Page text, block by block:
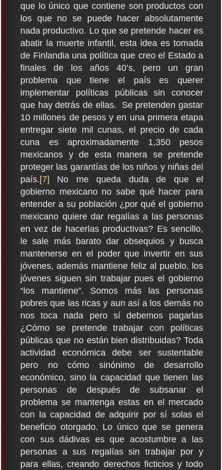
que lo único que contiene son productos con
los que no se puede hacer absolutamente
nada productivo. Lo que se pretende hacer es
abatir la muerte infantil, esta idea es tomada
de Finlandia una política que creo el Estado a
finales de los años 40’s, pero un gran
problema que tiene el país es querer
implementar políticas públicas sin conocer
que hay detrás de ellas. Se pretenden gastar
10 millones de pesos y en una primera etapa
entregar siete mil cunas, el precio de cada
cuna es aproximadamente 1,350 pesos
mexicanos y de esta manera se pretende
proteger las garantías de los niños y niñas del
país.[7] No me queda duda de que el
gobierno mexicano no sabe qué hacer para
entender a su población ¿por qué el gobierno
mexicano quiere dar regalías a las personas
en vez de hacerlas productivas? Es sencillo,
le sale más barato dar obsequios y busca
mantenerse en el poder que invertir en sus
jóvenes, además mantiene feliz al pueblo, los
jóvenes siguen sin trabajar pues el gobierno
“los mantiene”. Somos más las personas
pobres que las ricas y aun así a los demás no
nos toca nada pero sí debemos pagarlas
¿Cómo se pretende trabajar con políticas
públicas que no están bien distribuidas? Toda
actividad económica debe ser sustentable
pero no cómo sinónimo de desarrollo
económico, sino la capacidad que tienen las
personas de después de subsanar el
problema se mantenga estas en el mercado
con la capacidad de adquirir por sí solas el
beneficio otorgado. Lo único que se genera
con sus dádivas es que acostumbre a las
personas a sus regalías sin trabajar por y
para ellas, creando derechos ficticios y todo